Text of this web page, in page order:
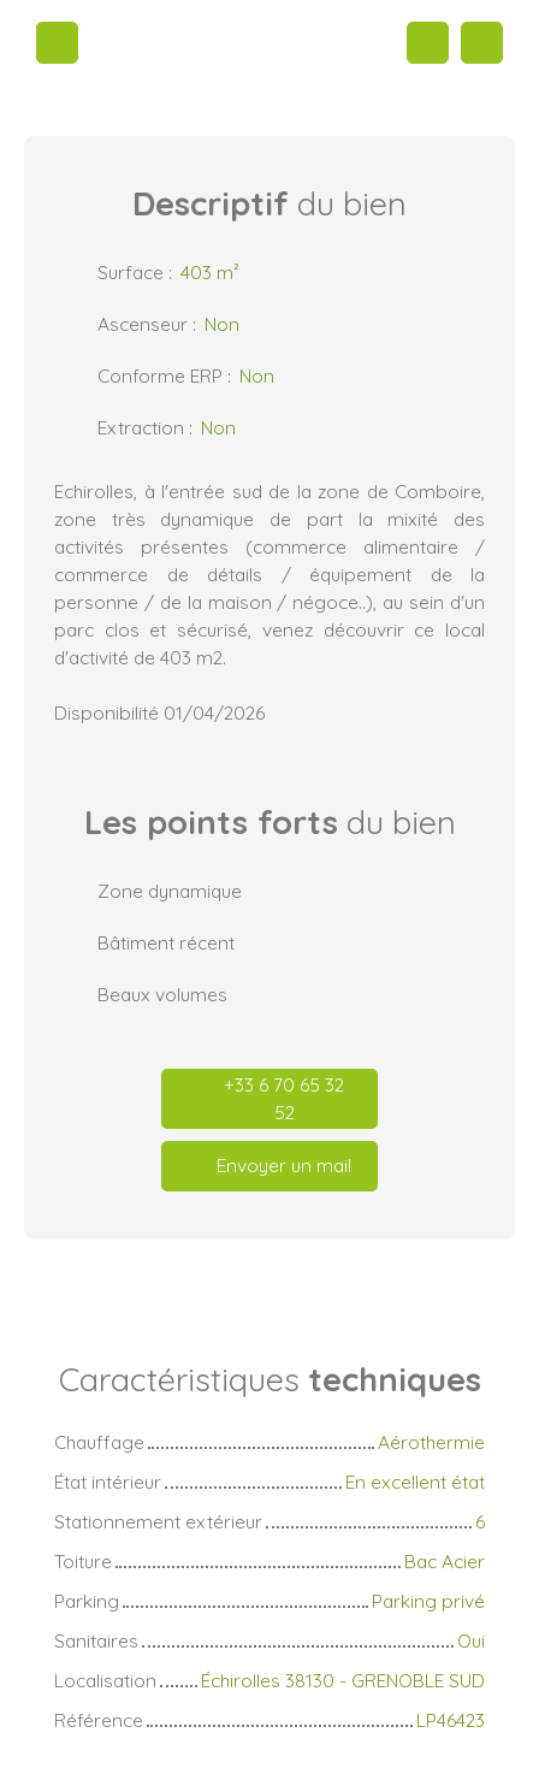
Descriptif du bien
Surface : 403 m²
Ascenseur : Non
Conforme ERP : Non
Extraction : Non
Echirolles, à l'entrée sud de la zone de Comboire,
zone très dynamique de part la mixité des
activités présentes (commerce alimentaire /
commerce de détails / équipement de la
personne / de la maison / négoce..), au sein d'un
parc clos et sécurisé, venez découvrir ce local
d'activité de 403 m2.
Disponibilité 01/04/2026
Les points forts du bien
Zone dynamique
Bâtiment récent
Beaux volumes
+33 6 70 65 32
52
Envoyer un mail
Caractéristiques techniques
Chauffage
Aérothermie
État intérieur
En excellent état
Stationnement extérieur
6
Toiture
Bac Acier
Parking
Parking privé
Sanitaires
Oui
Localisation
Échirolles 38130 - GRENOBLE SUD
Référence
LP46423